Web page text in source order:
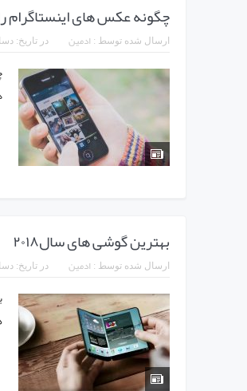
چگونه عکس های اینستاگرام
ارسال شده توسط : ادمین در تاریخ:
بهترین گوشی های سال۲۰۱۸
ارسال شده توسط : ادمین در تاریخ: